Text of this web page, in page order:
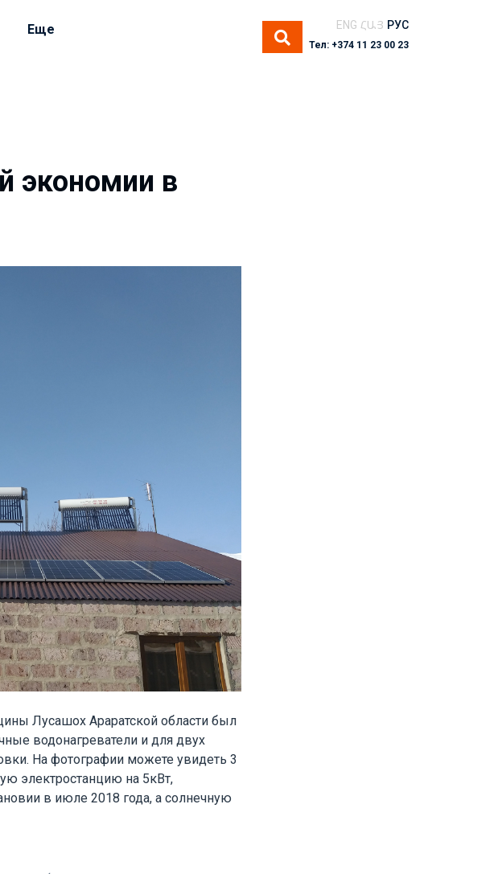
Еще ENG ՀԱՅ РУС
Тел: +374 11 23 00 23
экономии в
Лусашох Араратской области был
водонагреватели и для двух
На фотографии можете увидеть 3
электростанцию на 5кВт,
в июле 2018 года, а солнечную